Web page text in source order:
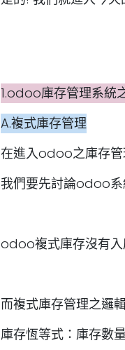
1.odoo庫存管理系統
A.複式庫存管理
在進入odoo之庫存管
我們要先討論odoo
odoo複式庫存沒有入
而複式庫存管理之邏
庫存恆等式：庫存數